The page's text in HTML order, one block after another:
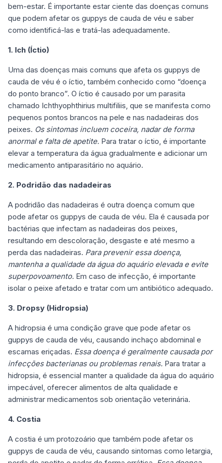
bem-estar. É importante estar ciente das doenças comuns
que podem afetar os guppys de cauda de véu e saber
como identificá-las e tratá-las adequadamente.
1. Ich (Íctio)
Uma das doenças mais comuns que afeta os guppys de
cauda de véu é o íctio, também conhecido como “doença
do ponto branco”. O íctio é causado por um parasita
chamado Ichthyophthirius multifiliis, que se manifesta como
pequenos pontos brancos na pele e nas nadadeiras dos
peixes. Os sintomas incluem coceira, nadar de forma
anormal e falta de apetite. Para tratar o íctio, é importante
elevar a temperatura da água gradualmente e adicionar um
medicamento antiparasitário no aquário.
2. Podridão das nadadeiras
A podridão das nadadeiras é outra doença comum que
pode afetar os guppys de cauda de véu. Ela é causada por
bactérias que infectam as nadadeiras dos peixes,
resultando em descoloração, desgaste e até mesmo a
perda das nadadeiras. Para prevenir essa doença,
mantenha a qualidade da água do aquário elevada e evite
superpovoamento. Em caso de infecção, é importante
isolar o peixe afetado e tratar com um antibiótico adequado.
3. Dropsy (Hidropsia)
A hidropsia é uma condição grave que pode afetar os
guppys de cauda de véu, causando inchaço abdominal e
escamas eriçadas. Essa doença é geralmente causada por
infecções bacterianas ou problemas renais. Para tratar a
hidropsia, é essencial manter a qualidade da água do aquário
impecável, oferecer alimentos de alta qualidade e
administrar medicamentos sob orientação veterinária.
4. Costia
A costia é um protozoário que também pode afetar os
guppys de cauda de véu, causando sintomas como letargia,